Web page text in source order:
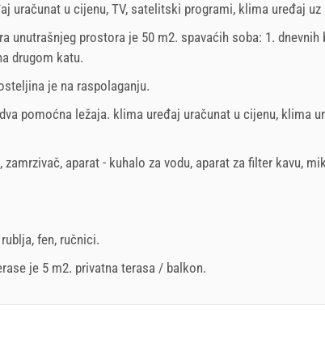
uračunat u cijenu, TV, satelitski programi, klima uređaj uz
unutrašnjeg prostora je 50 m2. spavaćih soba: 1. dnevnih
drugom katu.
je na raspolaganju.
dva pomoćna ležaja. klima uređaj uračunat u cijenu, klima
, zamrzivač, aparat - kuhalo za vodu, aparat za filter kavu,
, fen, ručnici.
je 5 m2. privatna terasa / balkon.